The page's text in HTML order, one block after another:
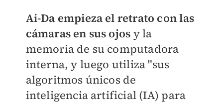
Ai-Da empieza el retrato con las
cámaras en sus ojos y la
memoria de su computadora
interna, y luego utiliza "sus
algoritmos únicos de
inteligencia artificial (IA) para